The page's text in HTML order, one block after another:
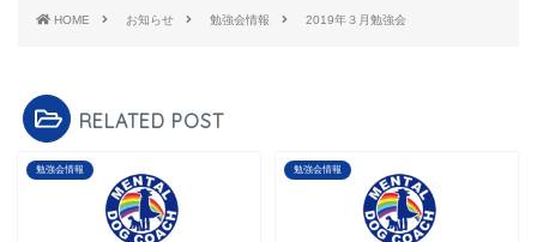
HOME お知らせ 勉強会情報 2019年３月勉強会
RELATED POST
勉強会情報 勉強会情報